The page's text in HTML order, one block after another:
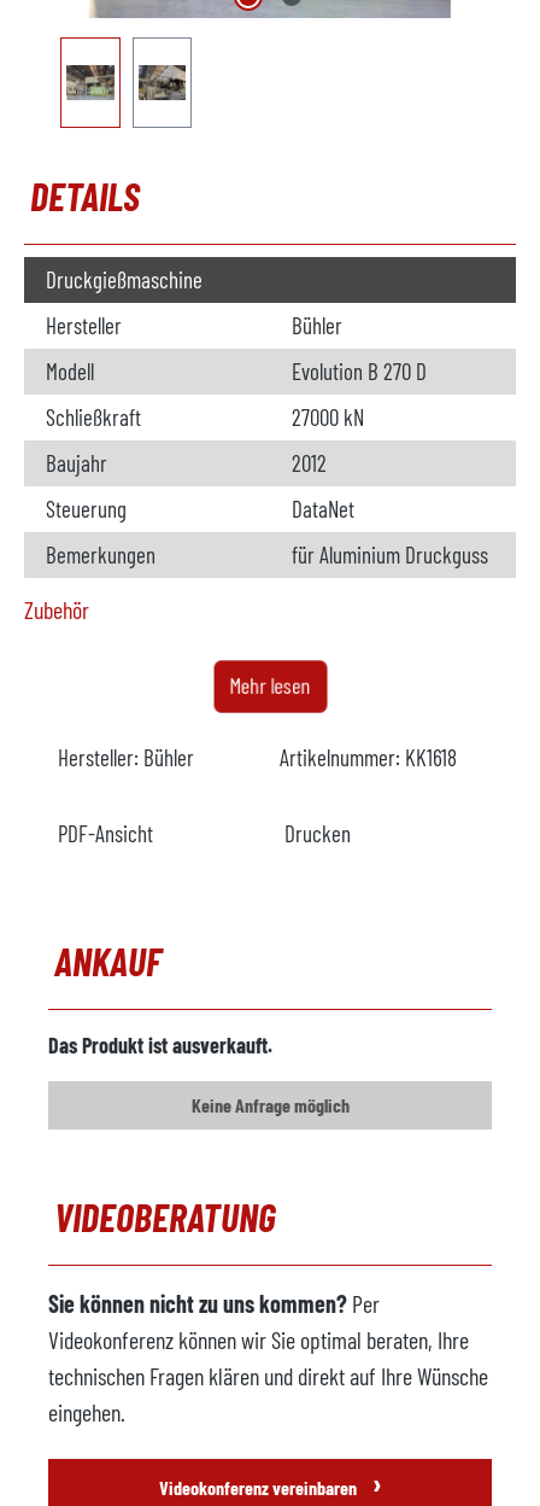
DETAILS
Druckgießmaschine
Hersteller
Bühler
Modell
Evolution B 270 D
Schließkraft
27000 kN
Baujahr
2012
Steuerung
DataNet
Bemerkungen
für Aluminium Druckguss
Zubehör
verfügbar
Modell
Baujahr
2019
Formsprühmaschine
Hersteller
Wollin
Modell
2012
Hersteller
Modell
306
Steuerung
Baujahr
2012
Entnahme Roboter
Hersteller
ABB
IRB 6640
Mehr lesen
Hersteller: Bühler Artikelnummer: KK1618
PDF-Ansicht Drucken
ANKAUF
Das Produkt ist ausverkauft.
Keine Anfrage möglich
VIDEOBERATUNG
Sie können nicht zu uns kommen? Per
Videokonferenz können wir Sie optimal beraten, Ihre
technischen Fragen klären und direkt auf Ihre Wünsche
eingehen.
Videokonferenz vereinbaren ›